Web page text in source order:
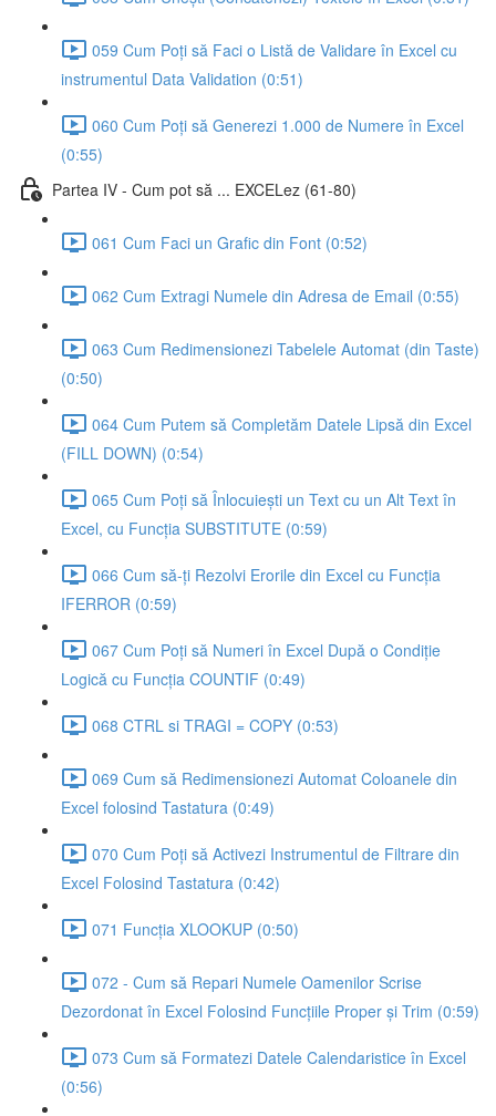
059 Cum Poți să Faci o Listă de Validare în Excel cu
instrumentul Data Validation (0:51)
060 Cum Poți să Generezi 1.000 de Numere în Excel
(0:55)
Partea IV - Cum pot să ... EXCELez (61-80)
061 Cum Faci un Grafic din Font (0:52)
062 Cum Extragi Numele din Adresa de Email (0:55)
063 Cum Redimensionezi Tabelele Automat (din Taste)
(0:50)
064 Cum Putem să Completăm Datele Lipsă din Excel
(FILL DOWN) (0:54)
065 Cum Poți să Înlocuiești un Text cu un Alt Text în
Excel, cu Funcția SUBSTITUTE (0:59)
066 Cum să-ți Rezolvi Erorile din Excel cu Funcția
IFERROR (0:59)
067 Cum Poți să Numeri în Excel După o Condiție
Logică cu Funcția COUNTIF (0:49)
068 CTRL si TRAGI = COPY (0:53)
069 Cum să Redimensionezi Automat Coloanele din
Excel folosind Tastatura (0:49)
070 Cum Poți să Activezi Instrumentul de Filtrare din
Excel Folosind Tastatura (0:42)
071 Funcția XLOOKUP (0:50)
072 - Cum să Repari Numele Oamenilor Scrise
Dezordonat în Excel Folosind Funcțiile Proper și Trim (0:59)
073 Cum să Formatezi Datele Calendaristice în Excel
(0:56)